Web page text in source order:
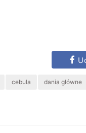
cebula dania główne